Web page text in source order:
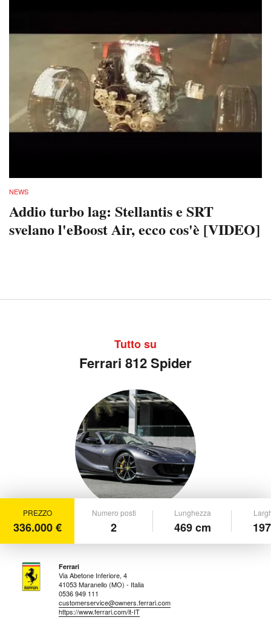
NEWS
Addio turbo lag: Stellantis e SRT
svelano l'eBoost Air, ecco cos'è [VIDEO]
Tutto su
Ferrari 812 Spider
PREZZO
336.000 €
Numero posti
2
Lunghezza
469 cm
Ferrari
Via Abetone Inferiore, 4
41053 Maranello (MO) - Italia
0536 949 111
customerservice@owners.ferrari.com
https://www.ferrari.com/it-IT